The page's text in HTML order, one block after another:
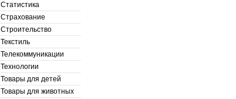
Статистика
Страхование
Строительство
Текстиль
Телекоммуникации
Технологии
Товары для детей
Товары для животных